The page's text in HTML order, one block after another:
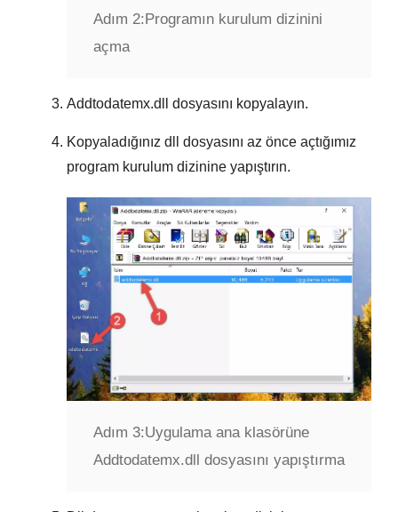
Adım 2:Programın kurulum dizinini
açma
Addtodatemx.dll dosyasını kopyalayın.
Kopyaladığınız dll dosyasını az önce açtığımız
program kurulum dizinine yapıştırın.
Adım 3:Uygulama ana klasörüne
Addtodatemx.dll dosyasını yapıştırma